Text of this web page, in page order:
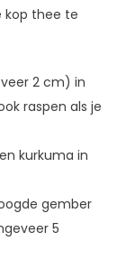
kop thee te
2 cm) in
raspen als je
kurkuma in
gember
5